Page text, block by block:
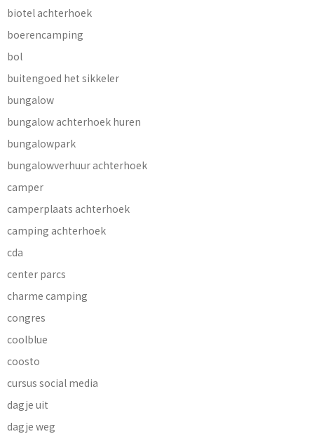
biotel achterhoek
boerencamping
bol
buitengoed het sikkeler
bungalow
bungalow achterhoek huren
bungalowpark
bungalowverhuur achterhoek
camper
camperplaats achterhoek
camping achterhoek
cda
center parcs
charme camping
congres
coolblue
coosto
cursus social media
dagje uit
dagje weg